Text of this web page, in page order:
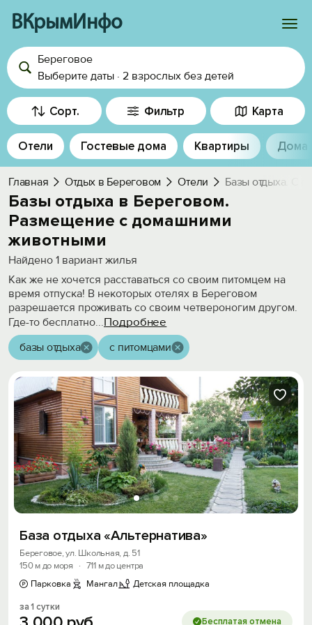
ВКрымИнфо
Войти
Избранное
История просмотра
Добавить свой объект
Береговое
Выберите даты · 2 взрослых без детей
Сорт. Фильтр Карта
Отели Гостевые дома Квартиры Дома
Главная Отдых в Береговом Отели Базы отдыха. С
Базы отдыха в Береговом.
Размещение с домашними
животными
Найдено 1 вариант жилья
Как же не хочется расставаться со своим питомцем на
время отпуска! В некоторых отелях в Береговом
разрешается проживать со своим четвероногим другом.
Где-то бесплатно...Подробнее
базы отдыха с питомцами
База отдыха «Альтернатива»
Береговое, ул. Школьная, д. 51
150 м до моря
· 711 м до центра
Парковка
Мангал Детская площадка
за 1 сутки
Бесплатая отмена